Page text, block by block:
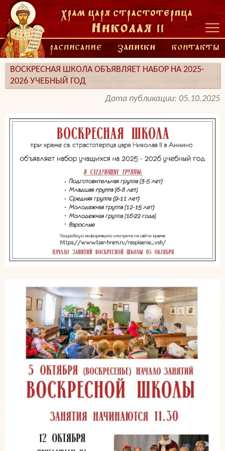
ВОСКРЕСНАЯ ШКОЛА ОБЪЯВЛЯЕТ НАБОР НА 2025-
2026 УЧЕБНЫЙ ГОД
Дата публикации: 05.10.2025